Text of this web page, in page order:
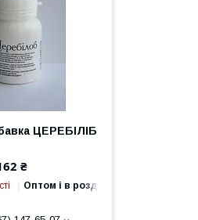
ЦЕРЕБІЛІБ
₴
Оптом і в роздріб